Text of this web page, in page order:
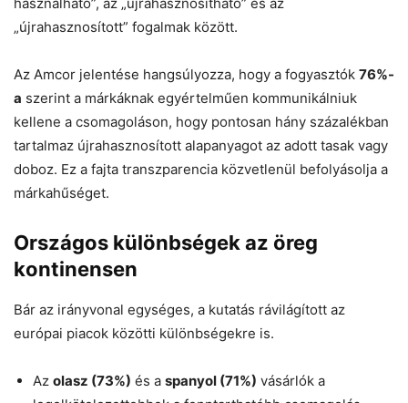
„újrahasznosított” fogalmak között.
Az Amcor jelentése hangsúlyozza, hogy a fogyasztók 76%-
a szerint a márkáknak egyértelműen kommunikálniuk
kellene a csomagoláson, hogy pontosan hány százalékban
tartalmaz újrahasznosított alapanyagot az adott tasak vagy
doboz. Ez a fajta transzparencia közvetlenül befolyásolja a
márkahűséget.
Országos különbségek az öreg
kontinensen
Bár az irányvonal egységes, a kutatás rávilágított az
európai piacok közötti különbségekre is.
Az olasz (73%) és a spanyol (71%) vásárlók a